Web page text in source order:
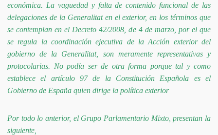
económica. La vaguedad y falta de contenido funcional de las
delegaciones de la Generalitat en el exterior, en los términos que
se con­templan en el Decreto 42/2008, de 4 de marzo, por el que
se regula la coordinación ejecutiva de la Acción exterior del
gobierno de la Generalitat, son meramente representativas y
protocolarias. No podía ser de otra forma porque tal y como
establece el artículo 97 de la Constitución Española es el
Gobierno de España quien dirige la política exterior
Por todo lo anterior, el Grupo Parlamenta­rio Mixto, presentan la
siguiente,